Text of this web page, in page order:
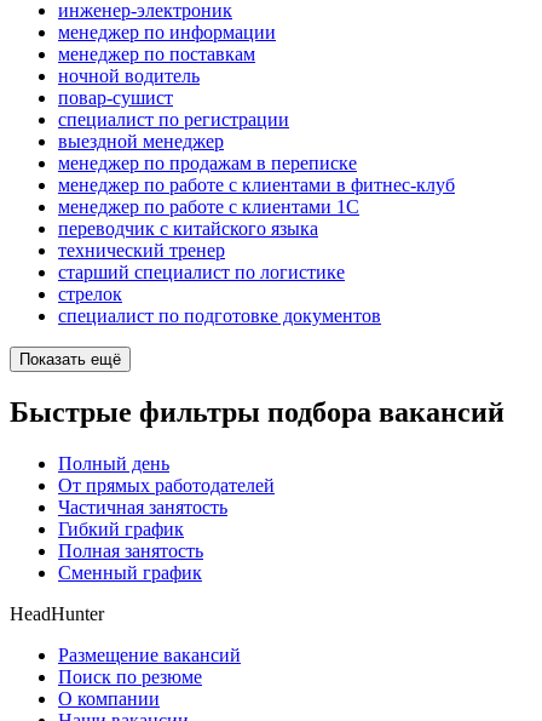
инженер-электроник
менеджер по информации
менеджер по поставкам
ночной водитель
повар-сушист
специалист по регистрации
выездной менеджер
менеджер по продажам в переписке
менеджер по работе с клиентами в фитнес-клуб
менеджер по работе с клиентами 1С
переводчик с китайского языка
технический тренер
старший специалист по логистике
стрелок
специалист по подготовке документов
Показать ещё
Быстрые фильтры подбора вакансий
Полный день
От прямых работодателей
Частичная занятость
Гибкий график
Полная занятость
Сменный график
HeadHunter
Размещение вакансий
Поиск по резюме
О компании